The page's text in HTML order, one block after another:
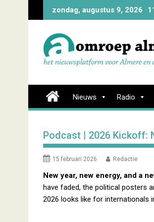
zondag, augustus 9, 2026
Nieuws Radio
Podcast | 2026 Kickoff:
15 februari 2026 Redactie
New year, new energy, and a
have faded, the political posters
2026 looks like for internationals